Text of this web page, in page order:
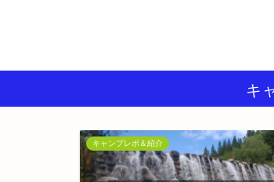
キ
キャンプレポ＆紹介